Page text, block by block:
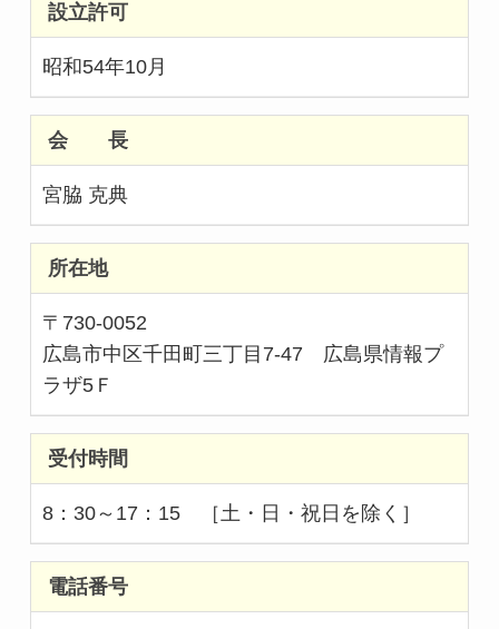
設立許可
昭和54年10月
会 長
宮脇 克典
所在地
〒730-0052
広島市中区千田町三丁目7-47 広島県情報プ
ラザ5Ｆ
受付時間
8：30～17：15 ［土・日・祝日を除く］
電話番号